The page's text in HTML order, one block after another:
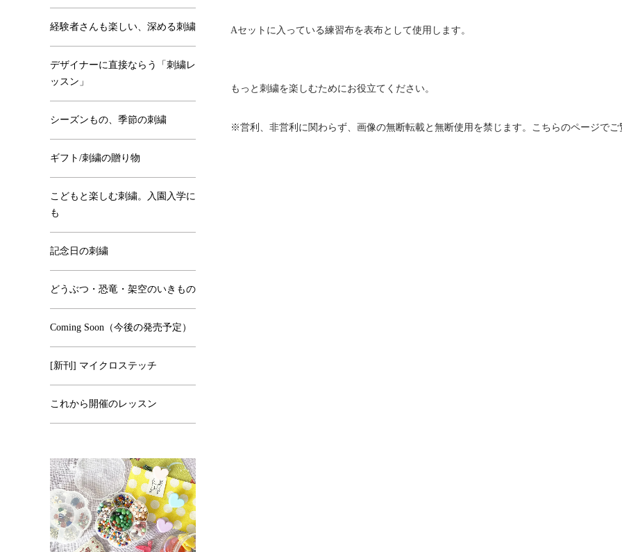
Aセットに入っている練習布を表布として使用します。
もっと刺繍を楽しむためにお役立てください。
※営利、非営利に関わらず、画像の無断転載と無断使用を禁じます。こちらのページで
経験者さんも楽しい、深める刺繍
デザイナーに直接ならう「刺繍レ
ッスン」
シーズンもの、季節の刺繍
ギフト/刺繍の贈り物
こどもと楽しむ刺繍。入園入学に
も
記念日の刺繍
どうぶつ・恐竜・架空のいきもの
Coming Soon（今後の発売予定）
[新刊] マイクロステッチ
これから開催のレッスン